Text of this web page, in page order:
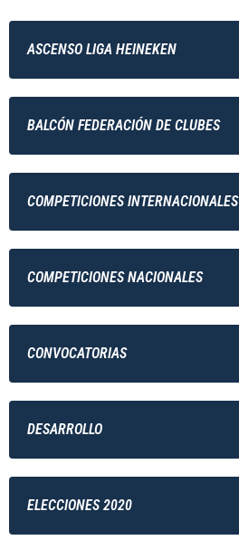
ASCENSO LIGA HEINEKEN
BALCÓN FEDERACIÓN DE CLUBES
COMPETICIONES INTERNACIONALES
COMPETICIONES NACIONALES
CONVOCATORIAS
DESARROLLO
ELECCIONES 2020